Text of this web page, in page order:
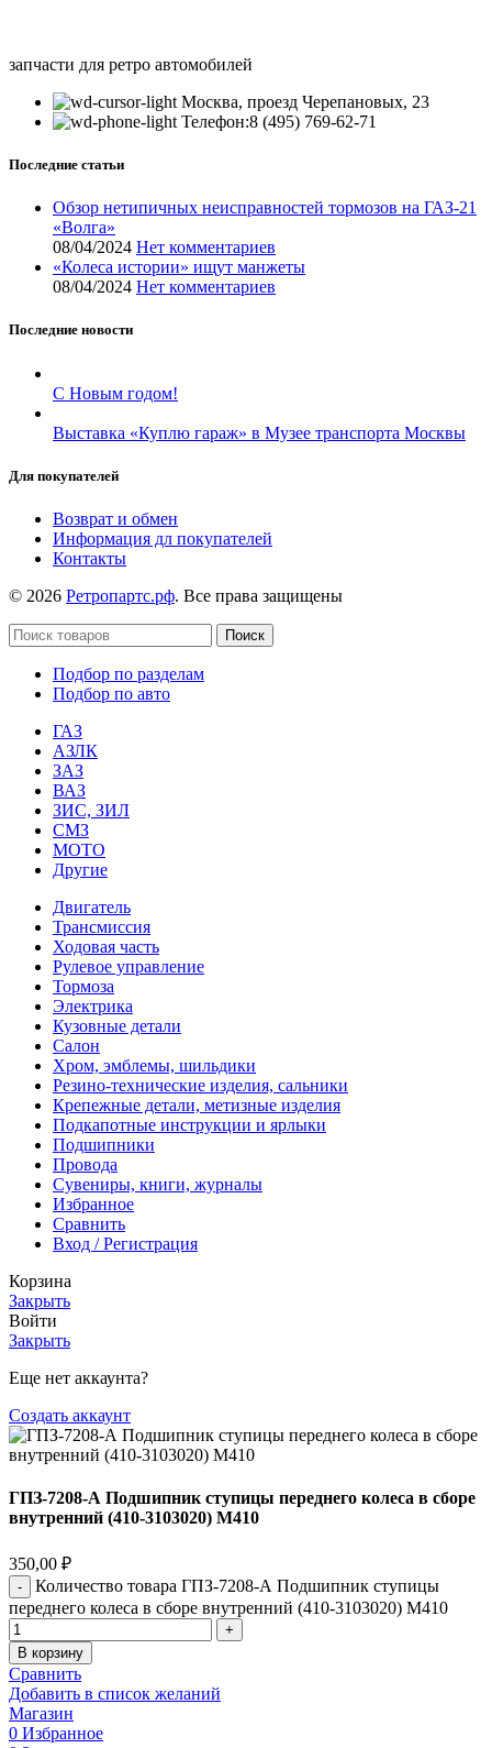
запчасти для ретро автомобилей
Москва, проезд Черепановых, 23
Телефон:8 (495) 769-62-71
Последние статьи
Обзор нетипичных неисправностей тормозов на ГАЗ-21
«Волга»
08/04/2024 Нет комментариев
«Колеса истории» ищут манжеты
08/04/2024 Нет комментариев
Последние новости
С Новым годом!
Выставка «Куплю гараж» в Музее транспорта Москвы
Для покупателей
Возврат и обмен
Информация дл покупателей
Контакты
© 2026 Ретропартс.рф. Все права защищены
Поиск
Подбор по разделам
Подбор по авто
ГАЗ
АЗЛК
ЗАЗ
ВАЗ
ЗИС, ЗИЛ
СМЗ
МОТО
Другие
Двигатель
Трансмиссия
Ходовая часть
Рулевое управление
Тормоза
Электрика
Кузовные детали
Салон
Хром, эмблемы, шильдики
Резино-технические изделия, сальники
Крепежные детали, метизные изделия
Подкапотные инструкции и ярлыки
Подшипники
Провода
Сувениры, книги, журналы
Избранное
Сравнить
Вход / Регистрация
Корзина
Закрыть
Войти
Закрыть
Еще нет аккаунта?
Создать аккаунт
ГПЗ-7208-А Подшипник ступицы переднего колеса в сборе
внутренний (410-3103020) М410
350,00 ₽
Количество товара ГПЗ-7208-А Подшипник ступицы
переднего колеса в сборе внутренний (410-3103020) М410
В корзину
Сравнить
Добавить в список желаний
Магазин
0 Избранное